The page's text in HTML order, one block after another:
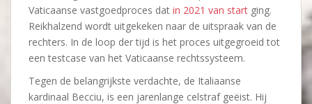
Vaticaanse vastgoedproces dat in 2021 van start ging.
Reikhalzend wordt uitgekeken naar de uitspraak van de
rechters. In de loop der tijd is het proces uitgegroeid tot
een testcase van het Vaticaanse rechtssysteem.
Tegen de belangrijkste verdachte, de Italiaanse
kardinaal Becciu, is een jarenlange celstraf geëist. Hij